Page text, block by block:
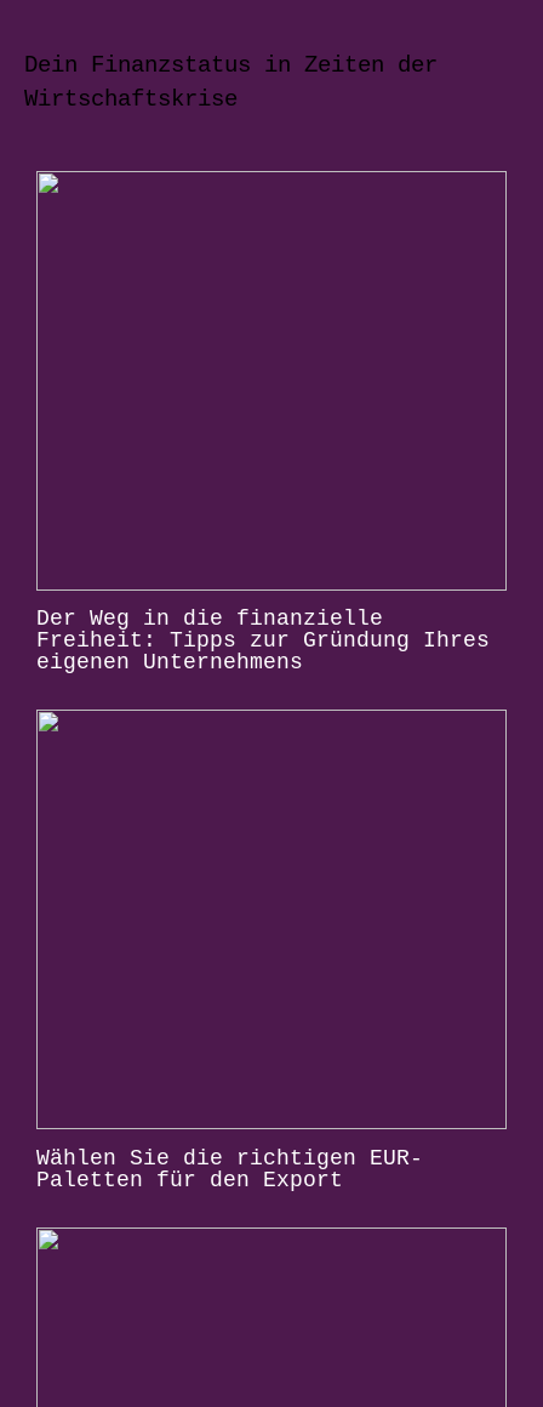
Dein Finanzstatus in Zeiten der
Wirtschaftskrise
Der Weg in die finanzielle
Freiheit: Tipps zur Gründung Ihres
eigenen Unternehmens
Wählen Sie die richtigen EUR-
Paletten für den Export